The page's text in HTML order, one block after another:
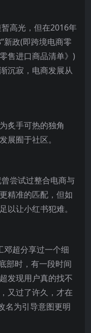
高光，但在2016年
新政(即跨境电商零
售进口商品清单》)
沉寂，电商发展从
炙手可热的独角
展囿于社区。
尝试过整合电商与
精准的匹配，但如
以让小红书犯难。
邓超分享过一个细
部时，有一段时间
发现用户真的找不
又过了许久，才在
名为引导意图更明